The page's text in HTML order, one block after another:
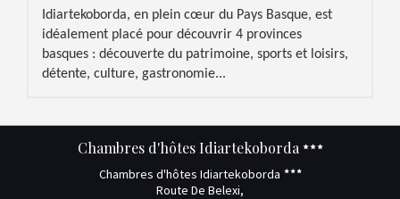
Idiartekoborda, en plein cœur du Pays Basque, est
idéalement placé pour découvrir 4 provinces
basques : découverte du patrimoine, sports et loisirs,
détente, culture, gastronomie...
Chambres d'hôtes Idiartekoborda
Chambres d'hôtes Idiartekoborda
Route De Belexi,